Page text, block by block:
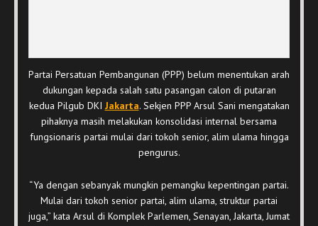
Partai Persatuan Pembangunan (PPP) belum menentukan arah
dukungan kepada salah satu pasangan calon di putaran
kedua Pilgub DKI Jakarta. Sekjen PPP Arsul Sani mengatakan
pihaknya masih melakukan konsolidasi internal bersama
fungsionaris partai mulai dari tokoh senior, alim ulama hingga
pengurus.
“Ya dengan sebanyak mungkin pemangku kepentingan partai.
Mulai dari tokoh senior partai, alim ulama, struktur partai
juga,” kata Arsul di Komplek Parlemen, Senayan, Jakarta, Jumat